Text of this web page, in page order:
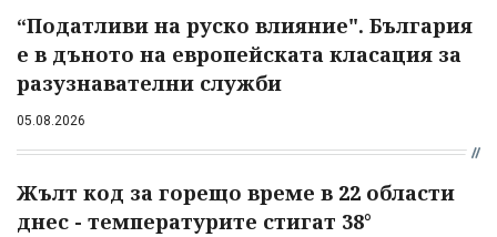
“Податливи на руско влияние". България
е в дъното на европейската класация за
разузнавателни служби
05.08.2026
Жълт код за горещо време в 22 области
днес - температурите стигат 38°